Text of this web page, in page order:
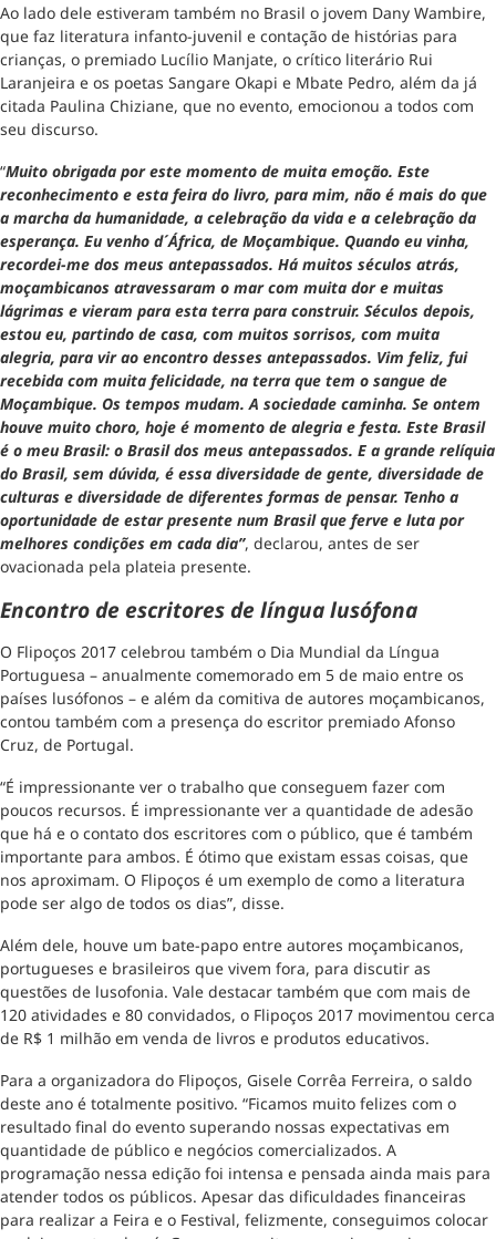
Ao lado dele estiveram também no Brasil o jovem Dany Wambire,
que faz literatura infanto-juvenil e contação de histórias para
crianças, o premiado Lucílio Manjate, o crítico literário Rui
Laranjeira e os poetas Sangare Okapi e Mbate Pedro, além da já
citada Paulina Chiziane, que no evento, emocionou a todos com
seu discurso.
“Muito obrigada por este momento de muita emoção. Este
reconhecimento e esta feira do livro, para mim, não é mais do que
a marcha da humanidade, a celebração da vida e a celebração da
esperança. Eu venho d´África, de Moçambique. Quando eu vinha,
recordei-me dos meus antepassados. Há muitos séculos atrás,
moçambicanos atravessaram o mar com muita dor e muitas
lágrimas e vieram para esta terra para construir. Séculos depois,
estou eu, partindo de casa, com muitos sorrisos, com muita
alegria, para vir ao encontro desses antepassados. Vim feliz, fui
recebida com muita felicidade, na terra que tem o sangue de
Moçambique. Os tempos mudam. A sociedade caminha. Se ontem
houve muito choro, hoje é momento de alegria e festa. Este Brasil
é o meu Brasil: o Brasil dos meus antepassados. E a grande relíquia
do Brasil, sem dúvida, é essa diversidade de gente, diversidade de
culturas e diversidade de diferentes formas de pensar. Tenho a
oportunidade de estar presente num Brasil que ferve e luta por
melhores condições em cada dia”, declarou, antes de ser
ovacionada pela plateia presente.
Encontro de escritores de língua lusófona
O Flipoços 2017 celebrou também o Dia Mundial da Língua
Portuguesa – anualmente comemorado em 5 de maio entre os
países lusófonos – e além da comitiva de autores moçambicanos,
contou também com a presença do escritor premiado Afonso
Cruz, de Portugal.
“É impressionante ver o trabalho que conseguem fazer com
poucos recursos. É impressionante ver a quantidade de adesão
que há e o contato dos escritores com o público, que é também
importante para ambos. É ótimo que existam essas coisas, que
nos aproximam. O Flipoços é um exemplo de como a literatura
pode ser algo de todos os dias”, disse.
Além dele, houve um bate-papo entre autores moçambicanos,
portugueses e brasileiros que vivem fora, para discutir as
questões de lusofonia. Vale destacar também que com mais de
120 atividades e 80 convidados, o Flipoços 2017 movimentou cerca
de R$ 1 milhão em venda de livros e produtos educativos.
Para a organizadora do Flipoços, Gisele Corrêa Ferreira, o saldo
deste ano é totalmente positivo. “Ficamos muito felizes com o
resultado final do evento superando nossas expectativas em
quantidade de público e negócios comercializados. A
programação nessa edição foi intensa e pensada ainda mais para
atender todos os públicos. Apesar das dificuldades financeiras
para realizar a Feira e o Festival, felizmente, conseguimos colocar